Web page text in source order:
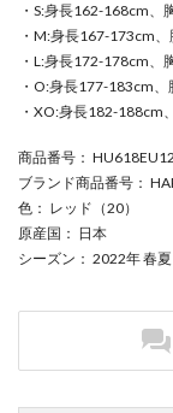
・S:身長162-168cm
・M:身長167-173cm
・L:身長172-178cm
・O:身長177-183cm
・XO:身長182-188cm
商品番号 ：
ブランド商品番号 ：
色 ： レッド（20）
原産国 ： 日本
シーズン ： 2022年 春夏